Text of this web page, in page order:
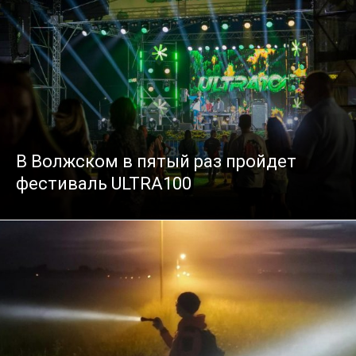
В Волжском в пятый раз пройдет
фестиваль ULTRA100